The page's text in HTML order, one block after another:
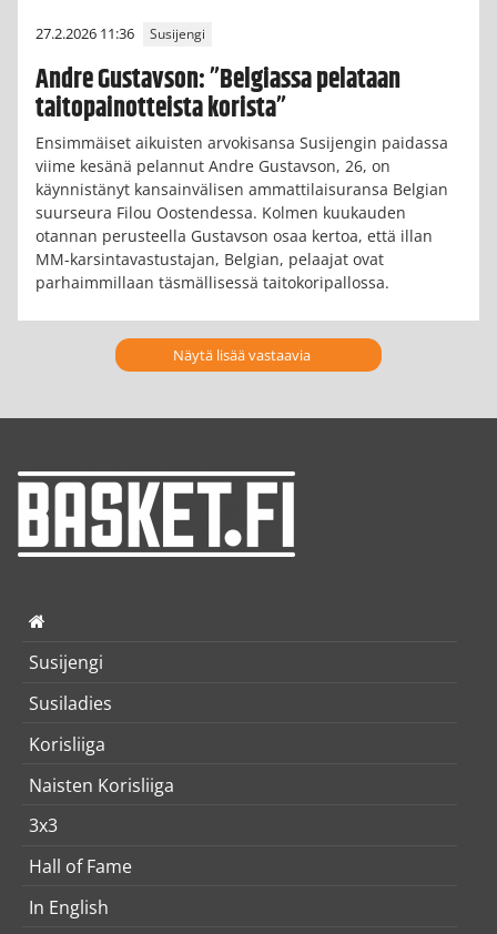
27.2.2026 11:36 Susijengi
Andre Gustavson: ”Belgiassa pelataan
taitopainotteista korista”
Ensimmäiset aikuisten arvokisansa Susijengin paidassa
viime kesänä pelannut Andre Gustavson, 26, on
käynnistänyt kansainvälisen ammattilaisuransa Belgian
suurseura Filou Oostendessa. Kolmen kuukauden
otannan perusteella Gustavson osaa kertoa, että illan
MM-karsintavastustajan, Belgian, pelaajat ovat
parhaimmillaan täsmällisessä taitokoripallossa.
Näytä lisää vastaavia
Susijengi
Susiladies
Korisliiga
Naisten Korisliiga
3x3
Hall of Fame
In English